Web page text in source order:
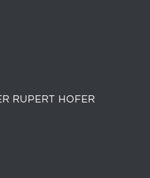
RUPERT HOFER